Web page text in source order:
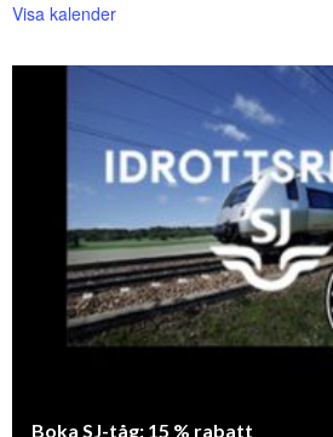
Visa kalender
Boka SJ-tåg: 15 % rabatt